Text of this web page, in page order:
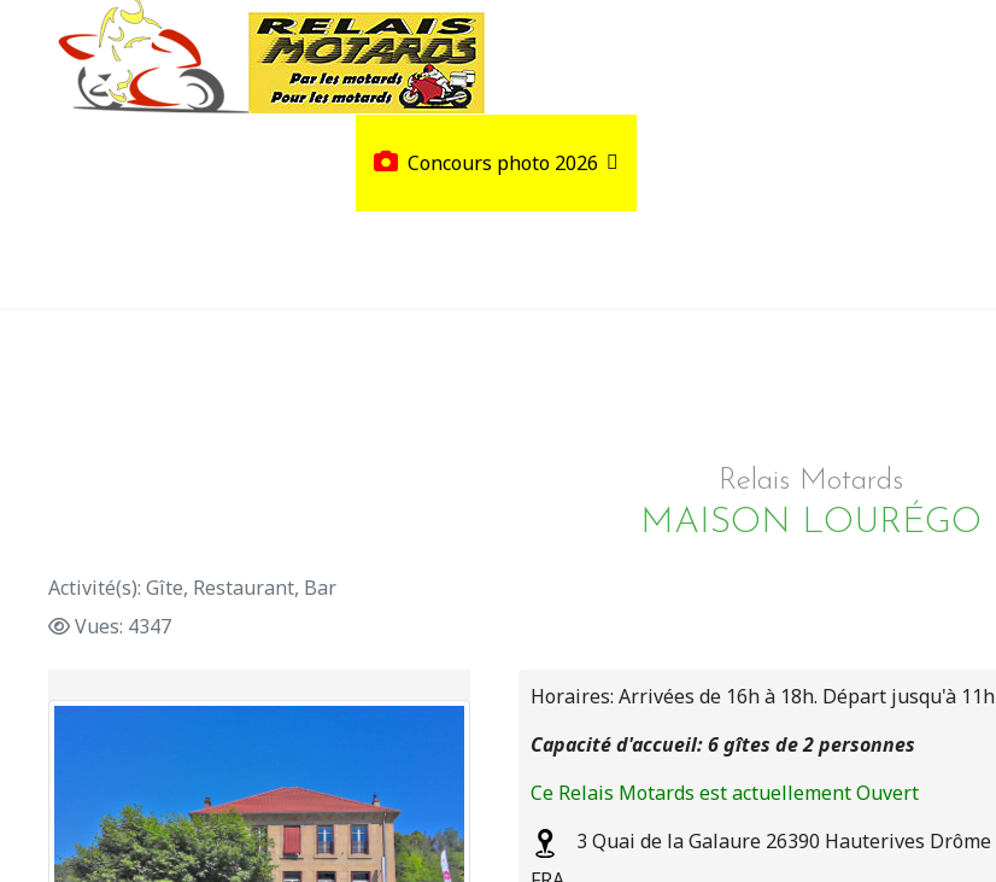
Concours photo 2026
Relais Motards
MAISON LOURÉGO
Activité(s): Gîte, Restaurant, Bar
Vues: 4347
Horaires: Arrivées de 16h à 18h. Départ jusqu'à 11h
Capacité d'accueil: 6 gîtes de 2 personnes
Ce Relais Motards est actuellement Ouvert
3 Quai de la Galaure 26390 Hauterives Drôme